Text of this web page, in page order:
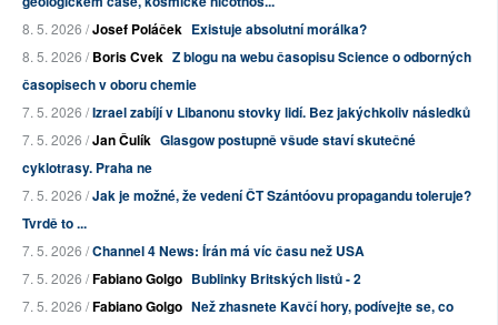
8. 5. 2026 /Josef Poláček Existuje absolutní morálka?
8. 5. 2026 /Boris Cvek Z blogu na webu časopisu Science o odborných
časopisech v oboru chemie
7. 5. 2026 /Izrael zabíjí v Libanonu stovky lidí. Bez jakýchkoliv následků
7. 5. 2026 /Jan Čulík Glasgow postupně všude staví skutečné
cyklotrasy. Praha ne
7. 5. 2026 /Jak je možné, že vedení ČT Szántóovu propagandu toleruje?
Tvrdě to ...
7. 5. 2026 /Channel 4 News: Írán má víc času než USA
7. 5. 2026 /Fabiano Golgo Bublinky Britských listů - 2
7. 5. 2026 /Fabiano Golgo Než zhasnete Kavčí hory, podívejte se, co